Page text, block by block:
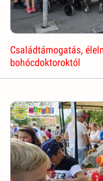
Családtámogatás,
bohócdoktoroktól